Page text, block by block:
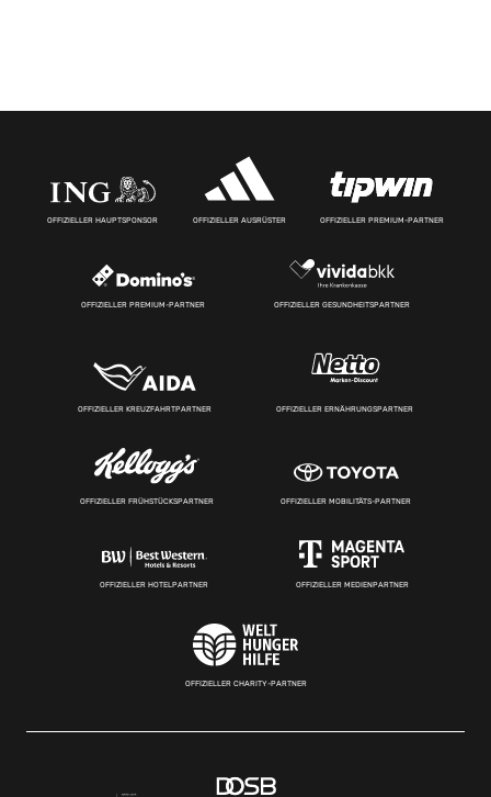
OFFIZIELLER HAUPTSPONSOR OFFIZIELLER AUSRÜSTER OFFIZIELLER PREMIUM-PARTNER
OFFIZIELLER PREMIUM-PARTNER OFFIZIELLER GESUNDHEITSPARTNER
OFFIZIELLER KREUZFAHRTPARTNER OFFIZIELLER ERNÄHRUNGSPARTNER
OFFIZIELLER FRÜHSTÜCKSPARTNER OFFIZIELLER MOBILITÄTS-PARTNER
OFFIZIELLER HOTELPARTNER OFFIZIELLER MEDIENPARTNER
OFFIZIELLER CHARITY-PARTNER